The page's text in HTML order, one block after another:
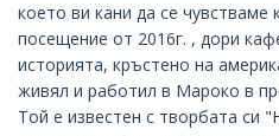
което ви кани да се чувстваме
посещение от 2016г. , дори
историята, кръстено на
живял и работил в Мароко в
Той е известен с творбата си